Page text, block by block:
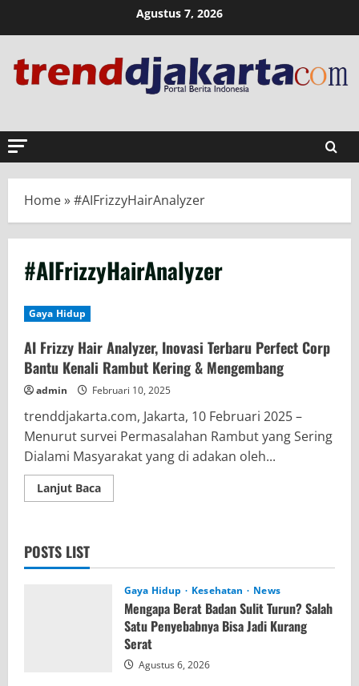
Agustus 7, 2026
Home»#AIFrizzyHairAnalyzer
#AIFrizzyHairAnalyzer
Gaya Hidup
AI Frizzy Hair Analyzer, Inovasi Terbaru Perfect Corp
Bantu Kenali Rambut Kering & Mengembang
admin Februari 10, 2025
trenddjakarta.com, Jakarta, 10 Februari 2025 –
Menurut survei Permasalahan Rambut yang Sering
Dialami Masyarakat yang di adakan oleh...
Lanjut BacaRead
more
Inovasi
Perfect
Corp
Bantu
Kenali
Rambut
Kering
Mengembang
POSTS LIST
Gaya Hidup Kesehatan News
Mengapa Berat Badan Sulit Turun? Salah
Satu Penyebabnya Bisa Jadi Kurang
Serat
Agustus 6, 2026